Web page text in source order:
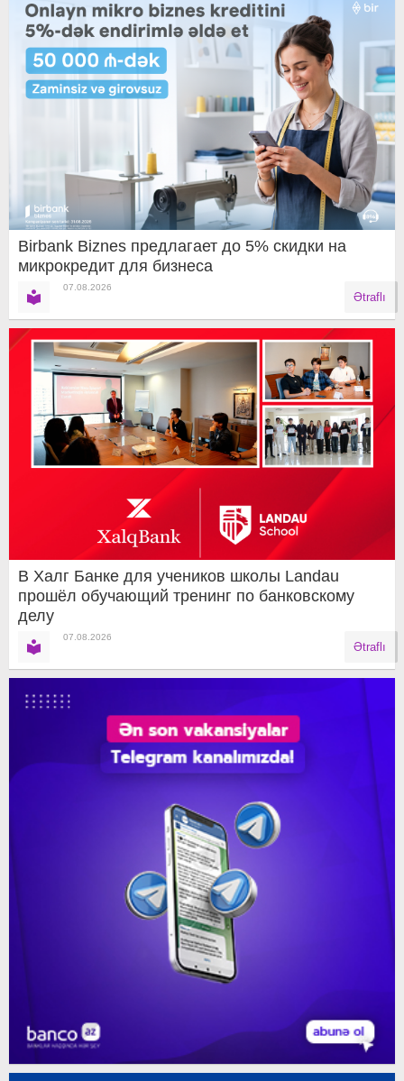
Birbank Biznes предлагает до 5% скидки на
микрокредит для бизнеса
07.08.2026
Ətraflı
В Халг Банке для учеников школы Landau
прошёл обучающий тренинг по банковскому
делу
07.08.2026
Ətraflı